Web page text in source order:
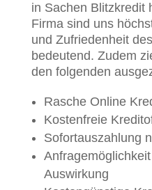
in Sachen Blitzkredit
Firma sind uns
und Zufriedenheit
bedeutend. Zudem
den folgenden
Rasche Online
Kostenfreie
Sofortauszahlung
Auswirkung